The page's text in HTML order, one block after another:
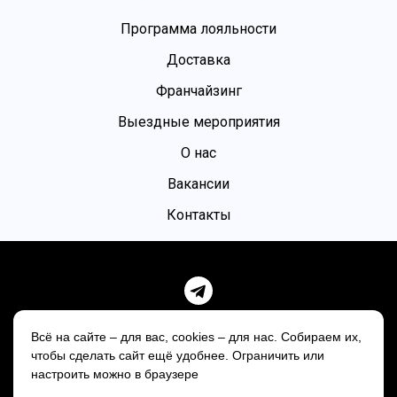
Программа лояльности
Доставка
Франчайзинг
Выездные мероприятия
О нас
Вакансии
Контакты
Пользовательское соглашение
Телефон горячей линии:
Всё на сайте – для вас, cookies – для нас. Собираем их,
чтобы сделать сайт ещё удобнее. Ограничить или
настроить можно в браузере